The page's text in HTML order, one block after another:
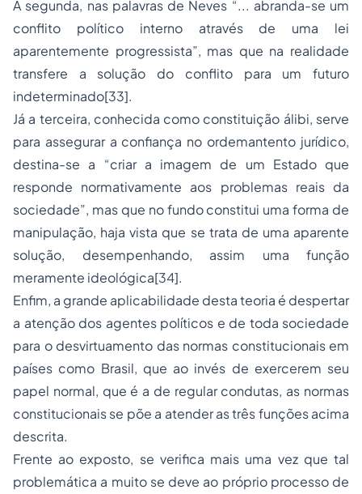
A segunda, nas palavras de Neves “... abranda-se um
conflito político interno através de uma lei
aparentemente progressista”, mas que na realidade
transfere a solução do conflito para um futuro
indeterminado[33].
Já a terceira, conhecida como constituição álibi, serve
para assegurar a confiança no ordemantento jurídico,
destina-se a “criar a imagem de um Estado que
responde normativamente aos problemas reais da
sociedade”, mas que no fundo constitui uma forma de
manipulação, haja vista que se trata de uma aparente
solução, desempenhando, assim uma função
meramente ideológica[34].
Enfim, a grande aplicabilidade desta teoria é despertar
a atenção dos agentes políticos e de toda sociedade
para o desvirtuamento das normas constitucionais em
países como Brasil, que ao invés de exercerem seu
papel normal, que é a de regular condutas, as normas
constitucionais se põe a atender as três funções acima
descrita.
Frente ao exposto, se verifica mais uma vez que tal
problemática a muito se deve ao próprio processo de